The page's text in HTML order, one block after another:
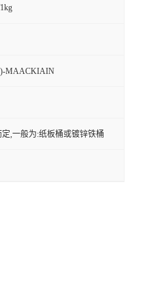
MAACKIAIN
,一般为:纸板桶或镀锌铁桶